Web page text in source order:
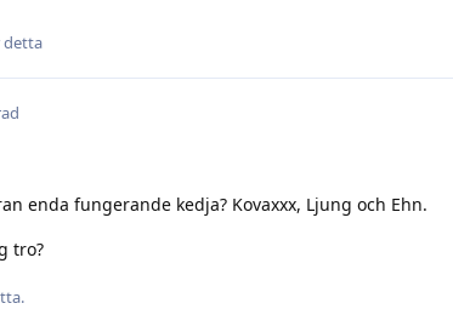
detta
enda fungerande kedja? Kovaxxx, Ljung och Ehn.
tro?